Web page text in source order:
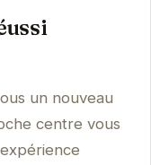
un nouveau
centre vous